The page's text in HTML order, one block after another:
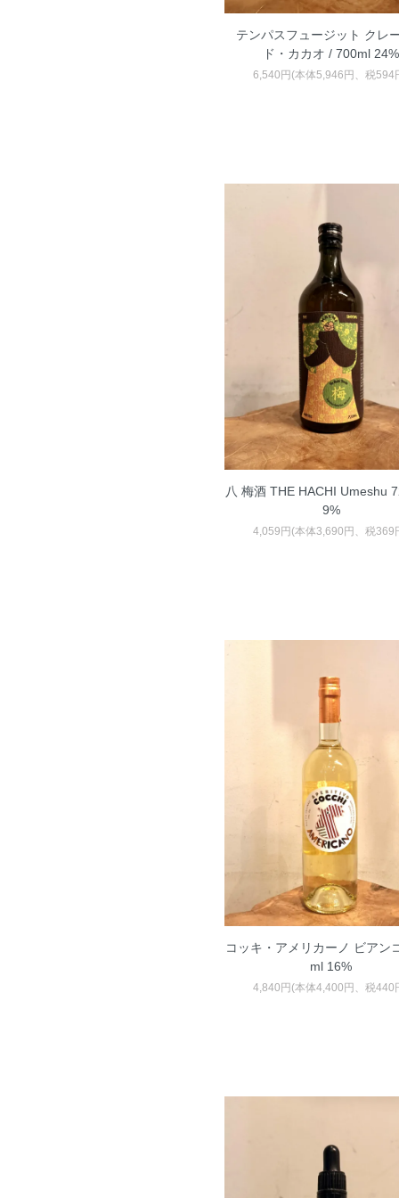
テンパスフュージット クレ
ド・カカオ / 700ml 24%
6,540円(本体5,946円、税594
八 梅酒 THE HACHI Umeshu
9%
4,059円(本体3,690円、税369
コッキ・アメリカーノ ビア
ml 16%
4,840円(本体4,400円、税440